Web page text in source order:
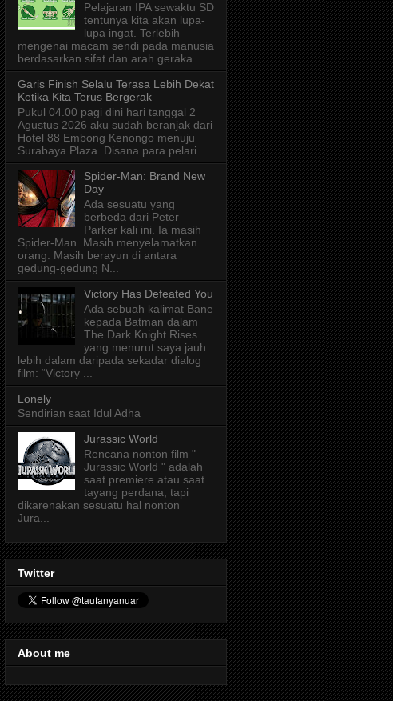
Pelajaran IPA sewaktu SD
tentunya kita akan lupa-
lupa ingat. Terlebih
mengenai macam sendi pada manusia
berdasarkan sifat dan arah geraka...
Garis Finish Selalu Terasa Lebih Dekat
Ketika Kita Terus Bergerak
Pukul 04.00 pagi dini hari tanggal 2
Agustus 2026 aku sudah beranjak dari
Hotel 88 Embong Kenongo menuju
Surabaya Plaza. Disana para pelari ...
Spider-Man: Brand New
Day
Ada sesuatu yang
berbeda dari Peter
Parker kali ini. Ia masih
Spider-Man. Masih menyelamatkan
orang. Masih berayun di antara
gedung-gedung N...
Victory Has Defeated You
Ada sebuah kalimat Bane
kepada Batman dalam
The Dark Knight Rises
yang menurut saya jauh
lebih dalam daripada sekadar dialog
film: “Victory ...
Lonely
Sendirian saat Idul Adha
Jurassic World
Rencana nonton film "
Jurassic World " adalah
saat premiere atau saat
tayang perdana, tapi
dikarenakan sesuatu hal nonton
Jura...
Twitter
About me